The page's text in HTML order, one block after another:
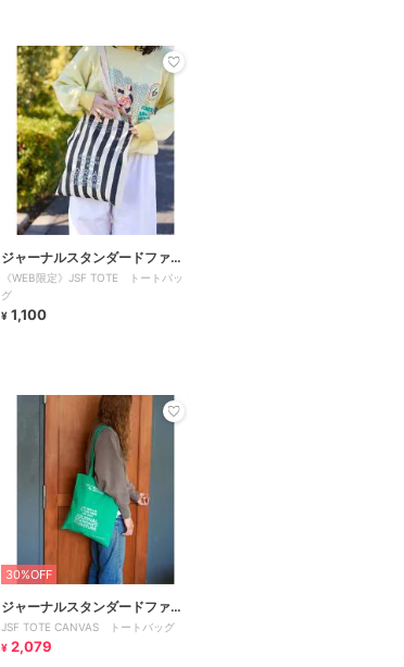
ジャーナルスタンダードファニ
チャー
《WEB限定》JSF TOTE トートバッ
グ
¥ 1,100
30%OFF
ジャーナルスタンダードファニ
チャー
JSF TOTE CANVAS トートバッグ
¥ 2,079